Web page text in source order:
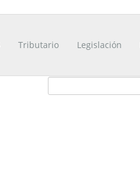
Tributario Legislación